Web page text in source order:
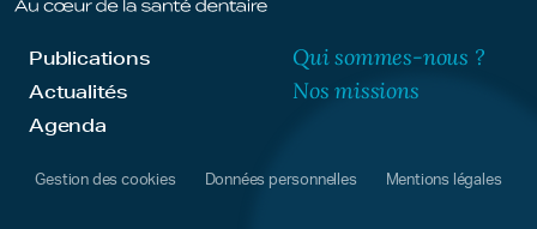
Publications
Actualités
Agenda
Qui sommes-nous ?
Nos missions
Gestion des cookies Données personnelles Mentions légales